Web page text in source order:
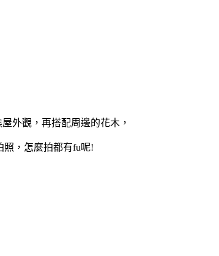
外觀，再搭配周邊的花木，
照，怎麼拍都有fu呢!